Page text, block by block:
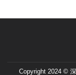
Copyright 2024 ©